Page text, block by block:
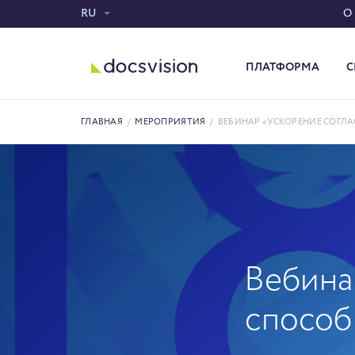
RU О
ПЛАТФОРМА
ГЛАВНАЯ / МЕРОПРИЯТИЯ / ВЕБИНАР «УСКОРЕНИЕ
способ